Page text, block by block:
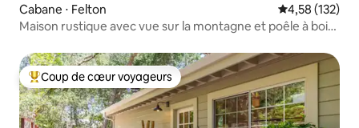
Cabane ⋅ Felton Évaluation
4,58 (132)
Maison rustique avec vue sur la montagne et poêle à bois :
Coups de cœur voyageurs les plus appréciés
Coup de cœur voyageurs